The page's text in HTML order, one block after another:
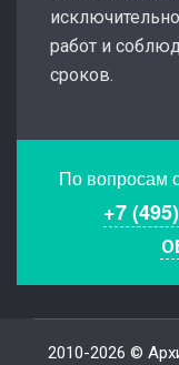
работ и
сроков.
По вопросам
+7
2010-2026 ©